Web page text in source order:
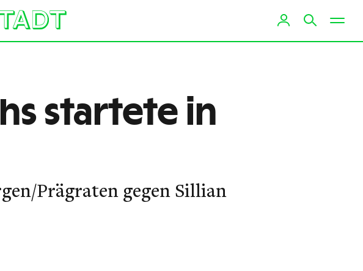
startete in
Prägraten gegen Sillian